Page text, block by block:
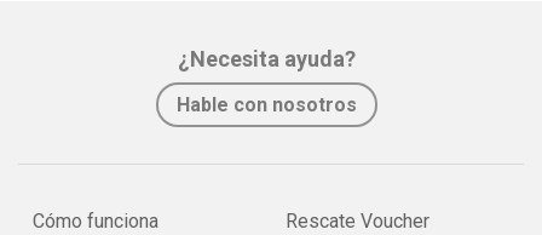
¿Necesita ayuda?
Hable con nosotros
Cómo funciona Rescate Voucher